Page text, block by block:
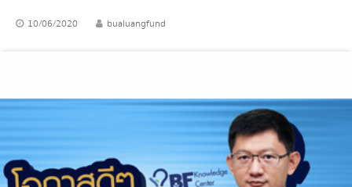
10/06/2020 bualuangfund